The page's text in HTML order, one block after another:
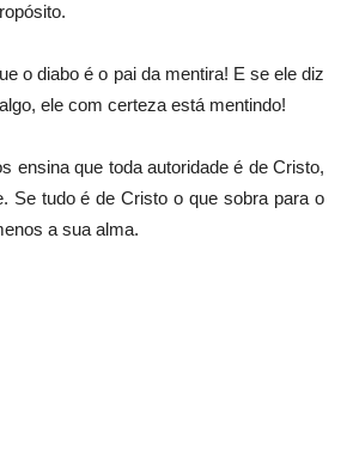
o diabo é o pai da mentira! E se ele diz
ele com certeza está mentindo!
ensina que toda autoridade é de Cristo,
Se tudo é de Cristo o que sobra para o
a sua alma.